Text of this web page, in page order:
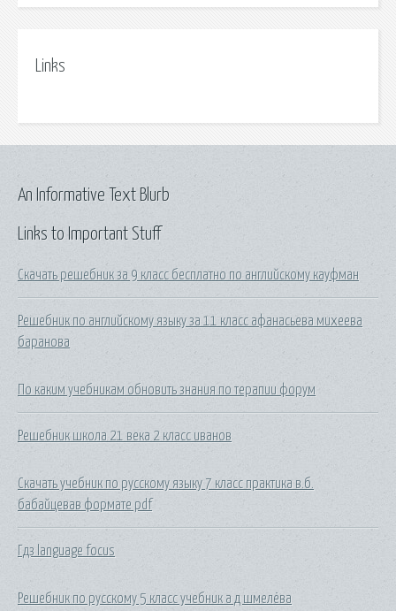
Links
Links to Important Stuff
Скачать решебник за 9 класс бесплатно по английскому кауфман
Решебник по английскому языку за 11 класс афанасьева михеева
баранова
По каким учебникам обновить знания по терапии форум
Решебник школа 21 века 2 класс иванов
Скачать учебник по русскому языку 7 класс практика в.б.
бабайцевав формате pdf
Гдз language focus
Решебник по русскому 5 класс учебник а д шмелёва
An Informative Text Blurb